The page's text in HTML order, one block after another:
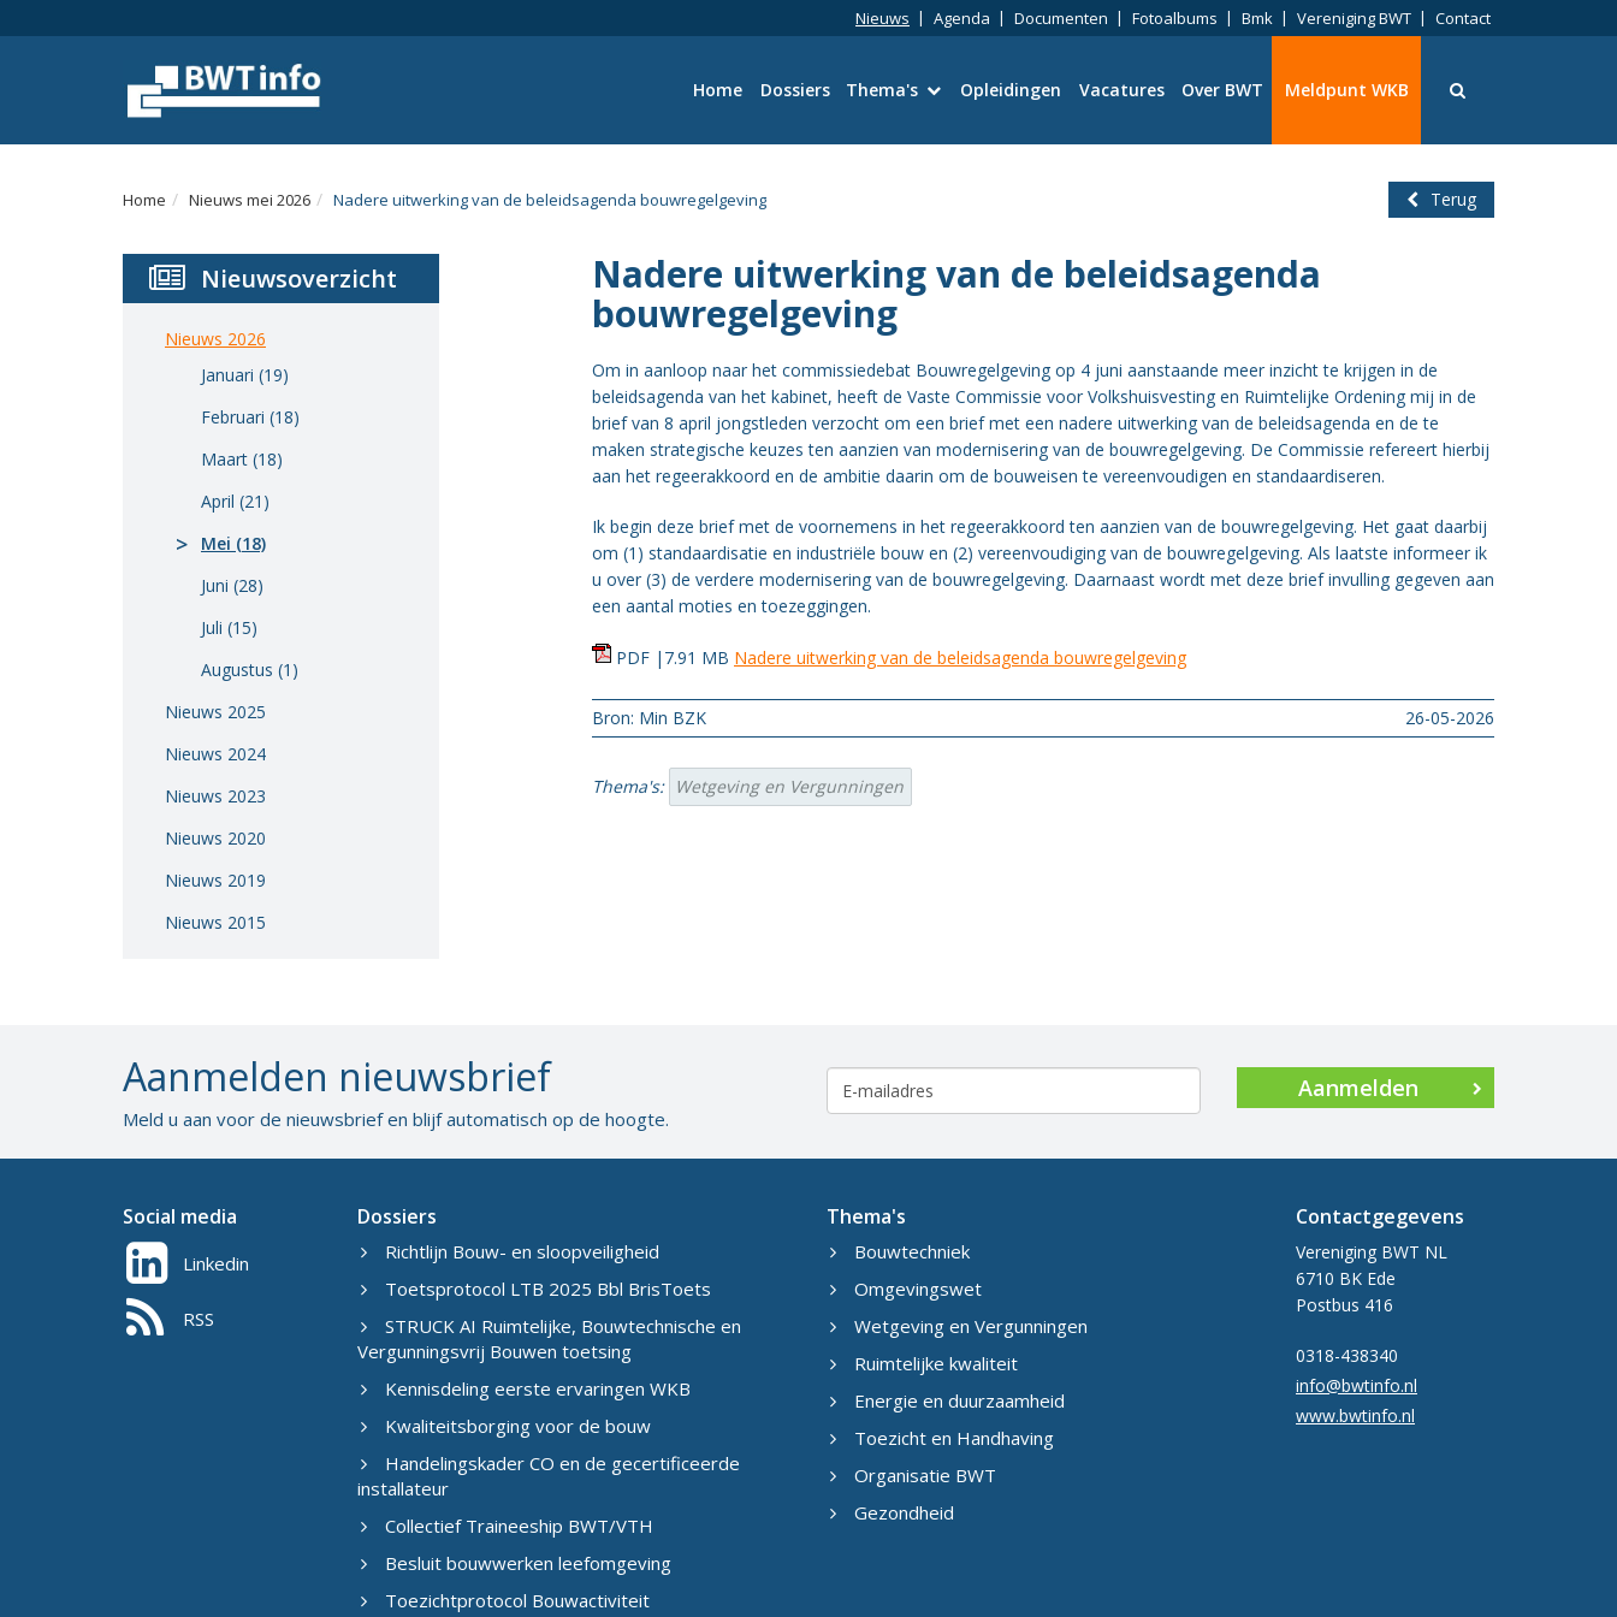
Nieuws Agenda Documenten Fotoalbums Bmk Vereniging BWT Contact
Home Dossiers Thema's
Wetgeving en Vergunningen
Ruimtelijke kwaliteit
Energie en duurzaamheid
Toezicht en Handhaving
Organisatie BWT
Opleidingen Vacatures Over BWT Meldpunt WKB
Menu
Home Nieuws mei 2026 Nadere uitwerking van de beleidsagenda bouwregelgeving Terug
Nieuwsoverzicht
Nieuws 2026
Januari (19)
Februari (18)
Maart (18)
April (21)
Mei (18)
Juni (28)
Juli (15)
Augustus (1)
Nieuws 2025
Nieuws 2024
Nieuws 2023
Nieuws 2020
Nieuws 2019
Nieuws 2015
Nadere uitwerking van de beleidsagenda
bouwregelgeving
Om in aanloop naar het commissiedebat Bouwregelgeving op 4 juni aanstaande meer inzicht te krijgen in de
beleidsagenda van het kabinet, heeft de Vaste Commissie voor Volkshuisvesting en Ruimtelijke Ordening mij in de
brief van 8 april jongstleden verzocht om een brief met een nadere uitwerking van de beleidsagenda en de te
maken strategische keuzes ten aanzien van modernisering van de bouwregelgeving. De Commissie refereert hierbij
aan het regeerakkoord en de ambitie daarin om de bouweisen te vereenvoudigen en standaardiseren.
Ik begin deze brief met de voornemens in het regeerakkoord ten aanzien van de bouwregelgeving. Het gaat daarbij
om (1) standaardisatie en industriële bouw en (2) vereenvoudiging van de bouwregelgeving. Als laatste informeer ik
u over (3) de verdere modernisering van de bouwregelgeving. Daarnaast wordt met deze brief invulling gegeven aan
een aantal moties en toezeggingen.
PDF |7.91 MB Nadere uitwerking van de beleidsagenda bouwregelgeving
Bron: Min BZK 26-05-2026
Thema's: Wetgeving en Vergunningen
Aanmelden nieuwsbrief
Meld u aan voor de nieuwsbrief en blijf automatisch op de hoogte.
Aanmelden
Social media
Linkedin
RSS
Dossiers
Richtlijn Bouw- en sloopveiligheid
Toetsprotocol LTB 2025 Bbl BrisToets
STRUCK AI Ruimtelijke, Bouwtechnische en
Vergunningsvrij Bouwen toetsing
Kennisdeling eerste ervaringen WKB
Kwaliteitsborging voor de bouw
Handelingskader CO en de gecertificeerde
installateur
Collectief Traineeship BWT/VTH
Besluit bouwwerken leefomgeving
Toezichtprotocol Bouwactiviteit
Thema's
Bouwtechniek
Omgevingswet
Wetgeving en Vergunningen
Ruimtelijke kwaliteit
Energie en duurzaamheid
Toezicht en Handhaving
Organisatie BWT
Gezondheid
Contactgegevens
Vereniging BWT NL
6710 BK Ede
Postbus 416
0318-438340
info@bwtinfo.nl
www.bwtinfo.nl